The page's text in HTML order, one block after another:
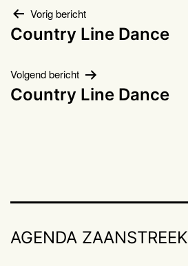
Bericht
navigatie
Vorig bericht
Country Line Dance
Volgend bericht
Country Line Dance
AGENDA ZAANSTREEK